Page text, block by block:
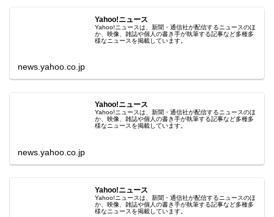
Yahoo!ニュース
Yahoo!ニュースは、新聞・通信社が配信するニュースのほ
か、映像、雑誌や個人の書き手が執筆する記事など多種多
様なニュースを掲載しています。
news.yahoo.co.jp
Yahoo!ニュース
Yahoo!ニュースは、新聞・通信社が配信するニュースのほ
か、映像、雑誌や個人の書き手が執筆する記事など多種多
様なニュースを掲載しています。
news.yahoo.co.jp
Yahoo!ニュース
Yahoo!ニュースは、新聞・通信社が配信するニュースのほ
か、映像、雑誌や個人の書き手が執筆する記事など多種多
様なニュースを掲載しています。